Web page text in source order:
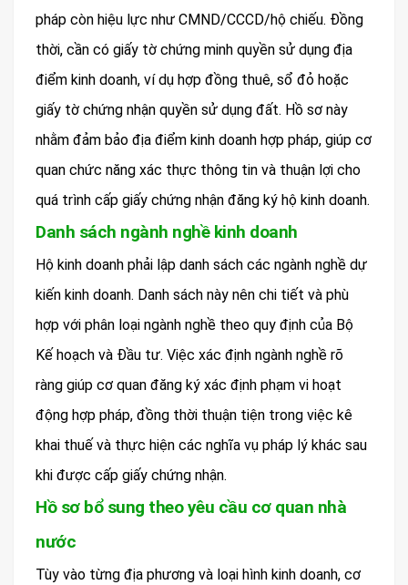
pháp còn hiệu lực như CMND/CCCD/hộ chiếu. Đồng
thời, cần có giấy tờ chứng minh quyền sử dụng địa
điểm kinh doanh, ví dụ hợp đồng thuê, sổ đỏ hoặc
giấy tờ chứng nhận quyền sử dụng đất. Hồ sơ này
nhằm đảm bảo địa điểm kinh doanh hợp pháp, giúp cơ
quan chức năng xác thực thông tin và thuận lợi cho
quá trình cấp giấy chứng nhận đăng ký hộ kinh doanh.
Danh sách ngành nghề kinh doanh
Hộ kinh doanh phải lập danh sách các ngành nghề dự
kiến kinh doanh. Danh sách này nên chi tiết và phù
hợp với phân loại ngành nghề theo quy định của Bộ
Kế hoạch và Đầu tư. Việc xác định ngành nghề rõ
ràng giúp cơ quan đăng ký xác định phạm vi hoạt
động hợp pháp, đồng thời thuận tiện trong việc kê
khai thuế và thực hiện các nghĩa vụ pháp lý khác sau
khi được cấp giấy chứng nhận.
Hồ sơ bổ sung theo yêu cầu cơ quan nhà
nước
Tùy vào từng địa phương và loại hình kinh doanh, cơ